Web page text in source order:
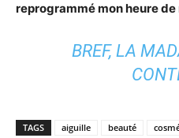
reprogrammé mon heure de
BREF, LA
TAGS aiguille beauté